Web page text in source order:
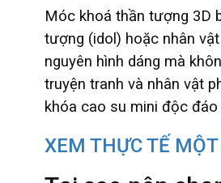
Móc khoá thần tượng 3D
tượng (idol) hoặc nhân
nguyên hình dáng mà
truyện tranh và nhân vật
khóa cao su mini độc đáo
XEM THỰC TẾ